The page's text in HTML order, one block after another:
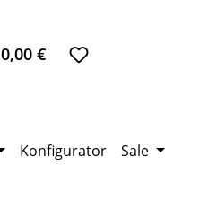
0,00 €Warenkorb enthält 0
Konfigurator Sale